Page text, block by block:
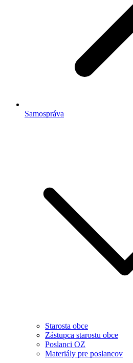
Samospráva
Starosta obce
Zástupca starostu obce
Poslanci OZ
Materiály pre poslancov